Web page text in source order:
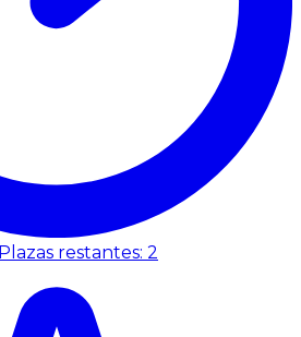
Plazas restantes: 2